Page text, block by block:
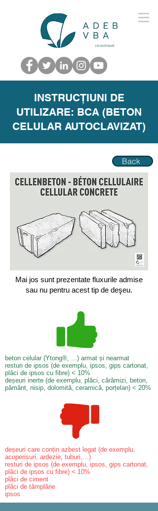
INSTRUCȚIUNI DE
UTILIZARE: BCA (BETON
CELULAR AUTOCLAVIZAT)
Back
Mai jos sunt prezentate fluxurile admise
sau nu pentru acest tip de deşeu.
beton celular (Ytong®, ...) armat și nearmat
resturi de ipsos (de exemplu, ipsos, gips cartonat,
plăci de ipsos cu fibre) < 10%
deșeuri inerte (de exemplu, plăci, cărămizi, beton,
pământ, nisip, dolomită, ceramică, porțelan) < 20%
deșeuri care conțin azbest legat (de exemplu,
acoperișuri, ardezie, tuburi,…)
resturi de ipsos (de exemplu, ipsos, gips cartonat,
plăci de ipsos cu fibre) < 10%
plăci de ciment
plăci de tâmplărie
ipsos